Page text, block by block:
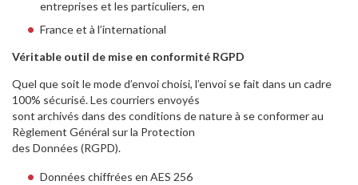
entreprises et les particuliers, en
France et à l’international
Véritable outil de mise en conformité RGPD
Quel que soit le mode d’envoi choisi, l’envoi se fait dans un cadre
100% sécurisé. Les courriers envoyés
sont archivés dans des conditions de nature à se conformer au
Règlement Général sur la Protection
des Données (RGPD).
Données chiffrées en AES 256